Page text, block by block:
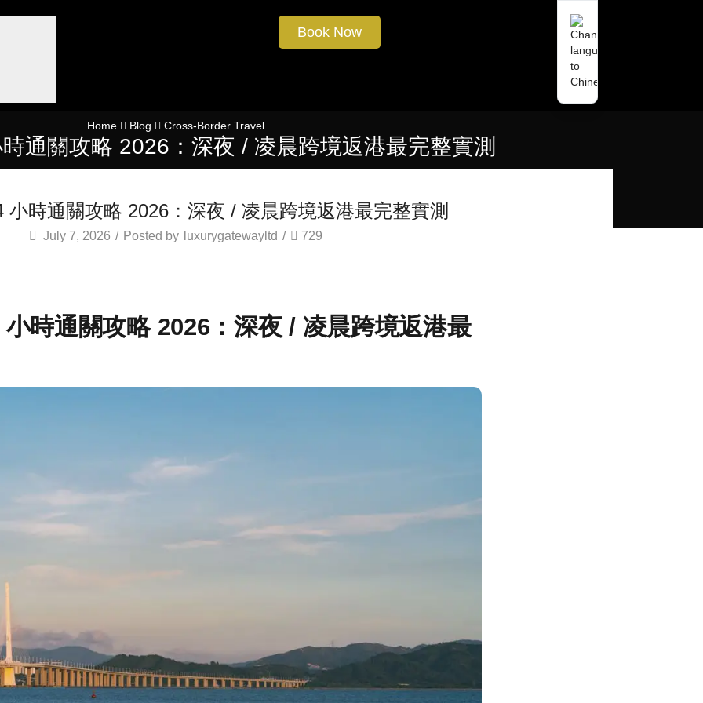
Book Now
Home Blog Cross-Border Travel
通關攻略 2026：深夜 / 凌晨跨境返港最完整實測
小時通關攻略 2026：深夜 / 凌晨跨境返港最完整實測
July 7, 2026 / Posted by luxurygatewayltd / 729
時通關攻略 2026：深夜 / 凌晨跨境返港最